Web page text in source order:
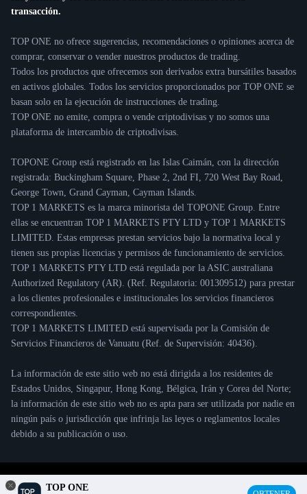
transacción.
TOP ONE no ofrece sugerencias, recomendaciones o opiniones acerca de
comprar, conservar o vender nuestros productos de trading.
Todos los productos que ofrecemos son derivados extra bursátiles basados
en activos globales. Todos los servicios proporcionados por TOP ONE se
basan solo en la ejecución de instrucciones de trading.
TOP ONE no emite, compra o vende criptodivisas y no somos una
plataforma de intercambio de criptodivisas.
TOPONE Group está registrado en las Islas Caimán, con la dirección
registrada: Buckingham Square, Phase 2, 2nd FI, 720 West Bay Road,
George Town, Grand Cayman, Cayman Islands.
TOP 1 MARKETS es la marca minorista del TOPONE Group. Entre
ellas se encuentran TOP 1 MARKETS PTY LTD y TOP 1 MARKETS
LIMITED. Estas empresas prestan servicios bajo la normativa local y
tienen sus propias licencias y permisos de funcionamiento de servicios.
TOP 1 MARKETS PTY LTD está regulada por la ASIC australiana
Authorized Regulatory (AR). (Ref. Regulatoria: 001309512) para prestar
a los clientes profesionales e institucionales los servicios financieros
correspondientes.
TOP 1 MARKETS LIMITED está supervisada por la Comisión de
Servicios Financieros de Vanuatu (Ref. de Supervisión: 40436).
La información de este sitio web no está dirigida a los residentes de
Estados Unidos, Singapur, Hong Kong, Bélgica, Irán y Corea del Norte;
la información de este sitio web no es apta para ser utilizada por nadie en
ningún país o jurisdicción que infrinja las leyes o reglamentos locales
debido a su publicación o uso.
TOP ONE